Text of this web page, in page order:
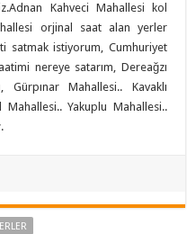
Kahveci Mahallesi kol
orjinal saat alan yerler
satmak istiyorum, Cumhuriyet
nereye satarım, Dereağzı
Mahallesi.. Kavaklı
Yakuplu Mahallesi..
.